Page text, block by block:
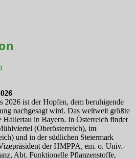
2026 ist der Hopfen, dem beruhigende
nachgesagt wird. Das weltweit größte
Hallertau in Bayern. In Österreich findet
(Oberösterreich), im
und in der südlichen Steiermark
der HMPPA, em. o. Univ.-
Abt. Funktionelle Pflanzenstoffe,